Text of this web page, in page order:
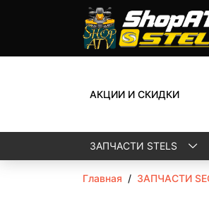
АКЦИИ И СКИДКИ
ЗАПЧАСТИ STELS
Главная / ЗАПЧАСТИ